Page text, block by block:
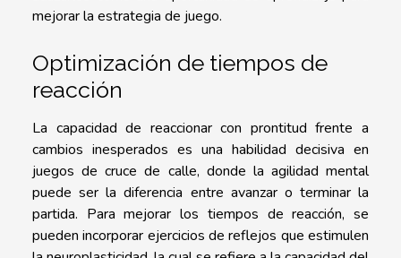
mejorar la estrategia de juego.
Optimización de tiempos de
reacción
La capacidad de reaccionar con prontitud frente a
cambios inesperados es una habilidad decisiva en
juegos de cruce de calle, donde la agilidad mental
puede ser la diferencia entre avanzar o terminar la
partida. Para mejorar los tiempos de reacción, se
pueden incorporar ejercicios de reflejos que estimulen